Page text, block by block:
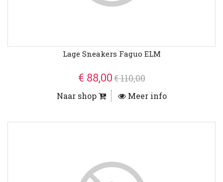
Lage Sneakers Faguo ELM
€ 88,00€ 110,00
Naar shop Meer info